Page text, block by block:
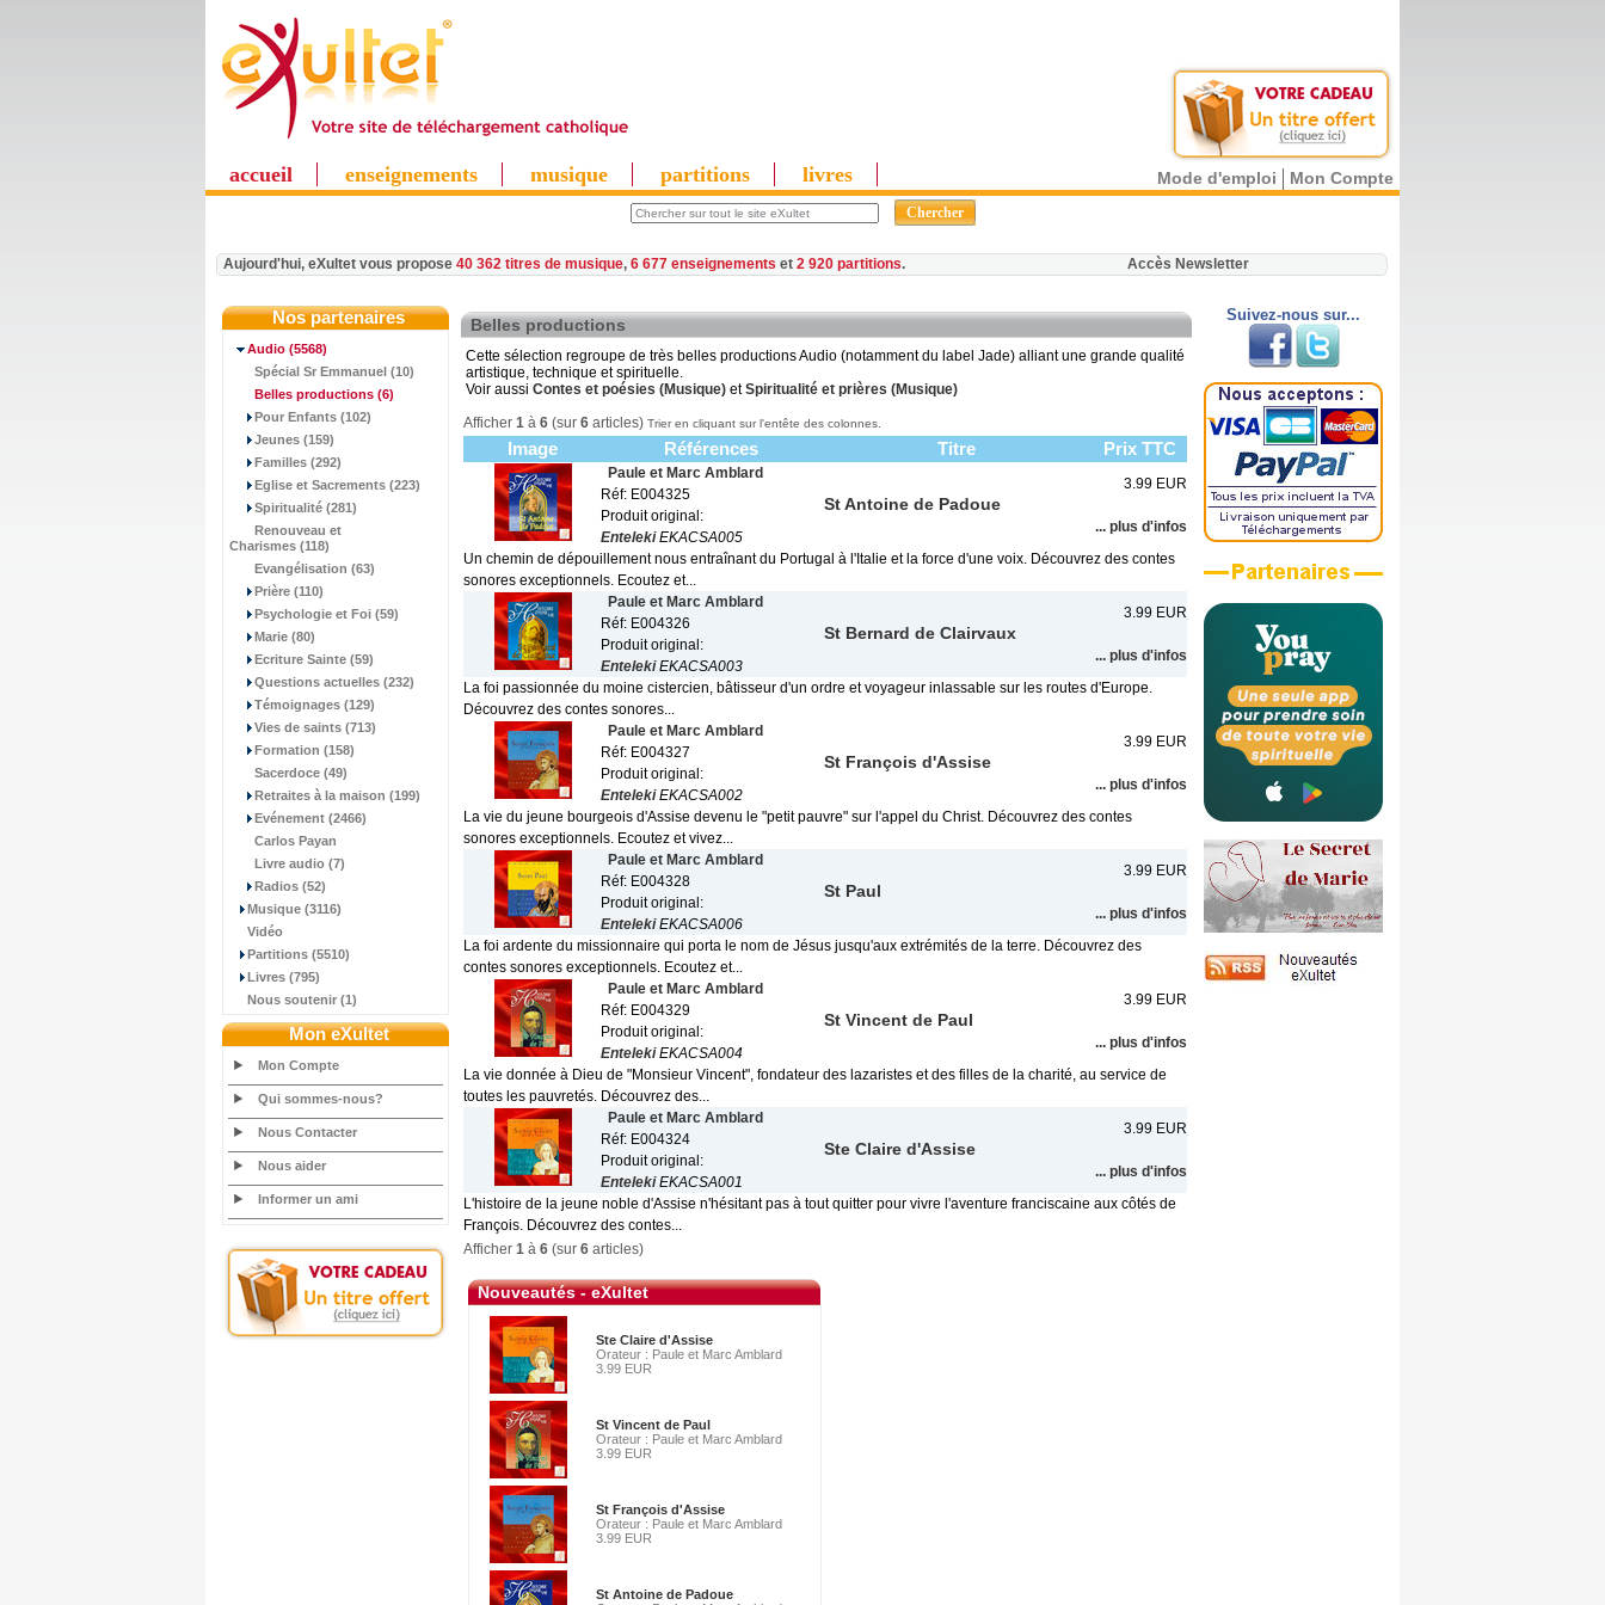
accueil enseignements musique partitions livres Mode d'emploi Mon Compte
Aujourd'hui, eXultet vous propose 40 362 titres de musique, 6 677 enseignements et 2 920 partitions. Accès Newsletter
Nos partenaires
Audio (5568)
Spécial Sr Emmanuel (10)
Belles productions (6)
Pour Enfants (102)
Jeunes (159)
Familles (292)
Eglise et Sacrements (223)
Spiritualité (281)
Renouveau et
Charismes (118)
Evangélisation (63)
Prière (110)
Psychologie et Foi (59)
Marie (80)
Ecriture Sainte (59)
Questions actuelles (232)
Témoignages (129)
Vies de saints (713)
Formation (158)
Sacerdoce (49)
Retraites à la maison (199)
Evénement (2466)
Carlos Payan
Livre audio (7)
Radios (52)
Musique (3116)
Vidéo
Partitions (5510)
Livres (795)
Nous soutenir (1)
Mon eXultet
Mon Compte
Qui sommes-nous?
Nous Contacter
Nous aider
Informer un ami
Belles productions
Cette sélection regroupe de très belles productions Audio (notamment du label Jade) alliant une grande qualité
artistique, technique et spirituelle.
Voir aussi Contes et poésies (Musique) etSpiritualité et prières (Musique)
Afficher 1 à 6 (sur 6 articles) Trier en cliquant sur l'entête des colonnes.
Image Références Titre Prix TTC
Paule et Marc Amblard
Réf: E004325
Produit original:
EntelekiEKACSA005
St Antoine de Padoue
3.99 EUR
... plus d'infos
Un chemin de dépouillement nous entraînant du Portugal à l'Italie et la force d'une voix. Découvrez des contes
sonores exceptionnels. Ecoutez et...
Paule et Marc Amblard
Réf: E004326
Produit original:
EntelekiEKACSA003
St Bernard de Clairvaux
3.99 EUR
... plus d'infos
La foi passionnée du moine cistercien, bâtisseur d'un ordre et voyageur inlassable sur les routes d'Europe.
Découvrez des contes sonores...
Paule et Marc Amblard
Réf: E004327
Produit original:
EntelekiEKACSA002
St François d'Assise
3.99 EUR
... plus d'infos
La vie du jeune bourgeois d'Assise devenu le "petit pauvre" sur l'appel du Christ. Découvrez des contes
sonores exceptionnels. Ecoutez et vivez...
Paule et Marc Amblard
Réf: E004328
Produit original:
EntelekiEKACSA006
St Paul
3.99 EUR
... plus d'infos
La foi ardente du missionnaire qui porta le nom de Jésus jusqu'aux extrémités de la terre. Découvrez des
contes sonores exceptionnels. Ecoutez et...
Paule et Marc Amblard
Réf: E004329
Produit original:
EntelekiEKACSA004
St Vincent de Paul
3.99 EUR
... plus d'infos
La vie donnée à Dieu de "Monsieur Vincent", fondateur des lazaristes et des filles de la charité, au service de
toutes les pauvretés. Découvrez des...
Paule et Marc Amblard
Réf: E004324
Produit original:
EntelekiEKACSA001
Ste Claire d'Assise
3.99 EUR
... plus d'infos
L'histoire de la jeune noble d'Assise n'hésitant pas à tout quitter pour vivre l'aventure franciscaine aux côtés de
François. Découvrez des contes...
Afficher 1 à 6 (sur 6 articles)
Nouveautés - eXultet
Ste Claire d'Assise
Orateur : Paule et Marc Amblard
3.99 EUR
St Vincent de Paul
Orateur : Paule et Marc Amblard
3.99 EUR
St François d'Assise
Orateur : Paule et Marc Amblard
3.99 EUR
St Antoine de Padoue
Suivez-nous sur...